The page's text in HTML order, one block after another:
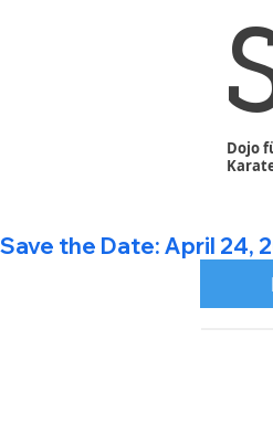
Dojo
Save the Date: April